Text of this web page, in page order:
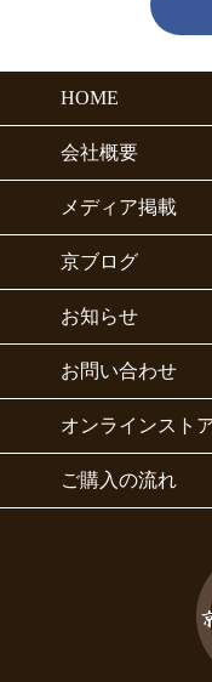
HOME
会社概要
メディア掲載
京ブログ
お知らせ
お問い合わせ
オンラインスト
ご購入の流れ